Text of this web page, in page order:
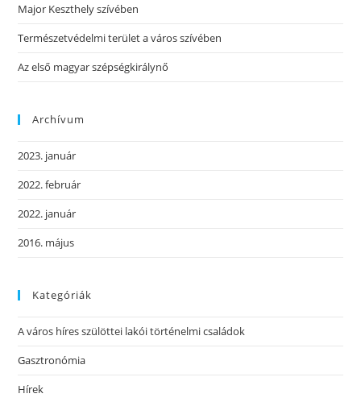
Major Keszthely szívében
Természetvédelmi terület a város szívében
Az első magyar szépségkirálynő
Archívum
2023. január
2022. február
2022. január
2016. május
Kategóriák
A város híres szülöttei lakói történelmi családok
Gasztronómia
Hírek